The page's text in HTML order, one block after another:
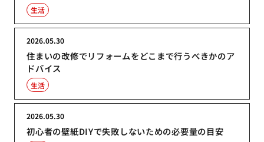
生活
住まいの改修でリフォームをどこまで行うべきかのア
ドバイス
2026.05.30
生活
初心者の壁紙DIYで失敗しないための必要量の目安
2026.05.30